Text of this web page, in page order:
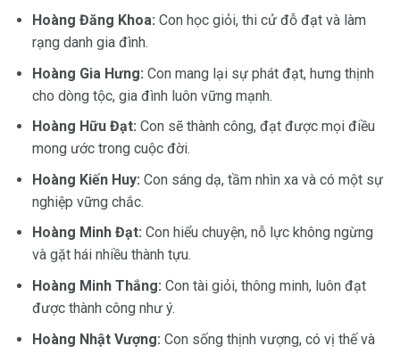
Hoàng Đăng Khoa: Con học giỏi, thi cử đỗ đạt và làm
rạng danh gia đình.
Hoàng Gia Hưng: Con mang lại sự phát đạt, hưng thịnh
cho dòng tộc, gia đình luôn vững mạnh.
Hoàng Hữu Đạt: Con sẽ thành công, đạt được mọi điều
mong ước trong cuộc đời.
Hoàng Kiến Huy: Con sáng dạ, tầm nhìn xa và có một sự
nghiệp vững chắc.
Hoàng Minh Đạt: Con hiểu chuyện, nỗ lực không ngừng
và gặt hái nhiều thành tựu.
Hoàng Minh Thắng: Con tài giỏi, thông minh, luôn đạt
được thành công như ý.
Hoàng Nhật Vượng: Con sống thịnh vượng, có vị thế và